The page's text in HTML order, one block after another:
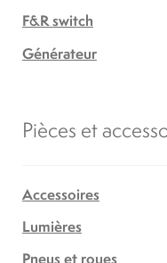
F&R switch
Générateur
Pièces et
Accessoires
Lumières
Pneus et roues